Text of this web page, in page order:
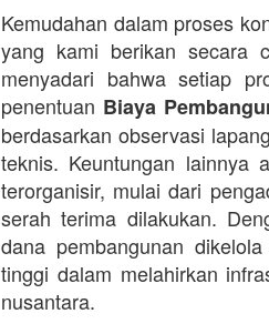
Kemudahan dalam proses
yang kami berikan secara
menyadari bahwa setiap
penentuan Biaya
berdasarkan observasi
teknis. Keuntungan lainnya
terorganisir, mulai dari
serah terima dilakukan.
dana pembangunan
tinggi dalam melahirkan
nusantara.